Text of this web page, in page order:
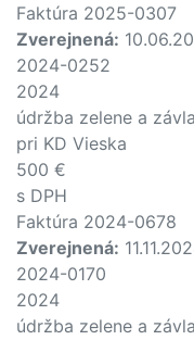
Faktúra 2025-0307
Zverejnená:
2024-0252
2024
údržba zelene a
pri KD Vieska
500 €
s DPH
Faktúra 2024-0678
Zverejnená:
2024-0170
2024
údržba zelene a